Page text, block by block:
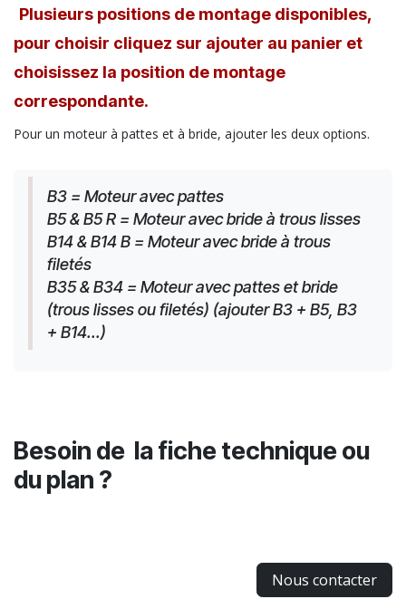
Plusieurs positions de montage disponibles,
pour choisir cliquez sur ajouter au panier et
choisissez la position de montage
correspondante.
Pour un moteur à pattes et à bride, ajouter les deux options.
B3 = Moteur avec pattes
B5 & B5 R = Moteur avec bride à trous lisses
B14 & B14 B = Moteur avec bride à trous
filetés
B35 & B34 = Moteur avec pattes et bride
(trous lisses ou filetés) (ajouter B3 + B5, B3
+ B14...)
Besoin de la fiche technique ou
du plan ?
Nous contacter